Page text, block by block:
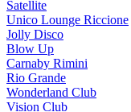
Satellite
Unico Lounge Riccione
Jolly Disco
Blow Up
Carnaby Rimini
Rio Grande
Wonderland Club
Vision Club